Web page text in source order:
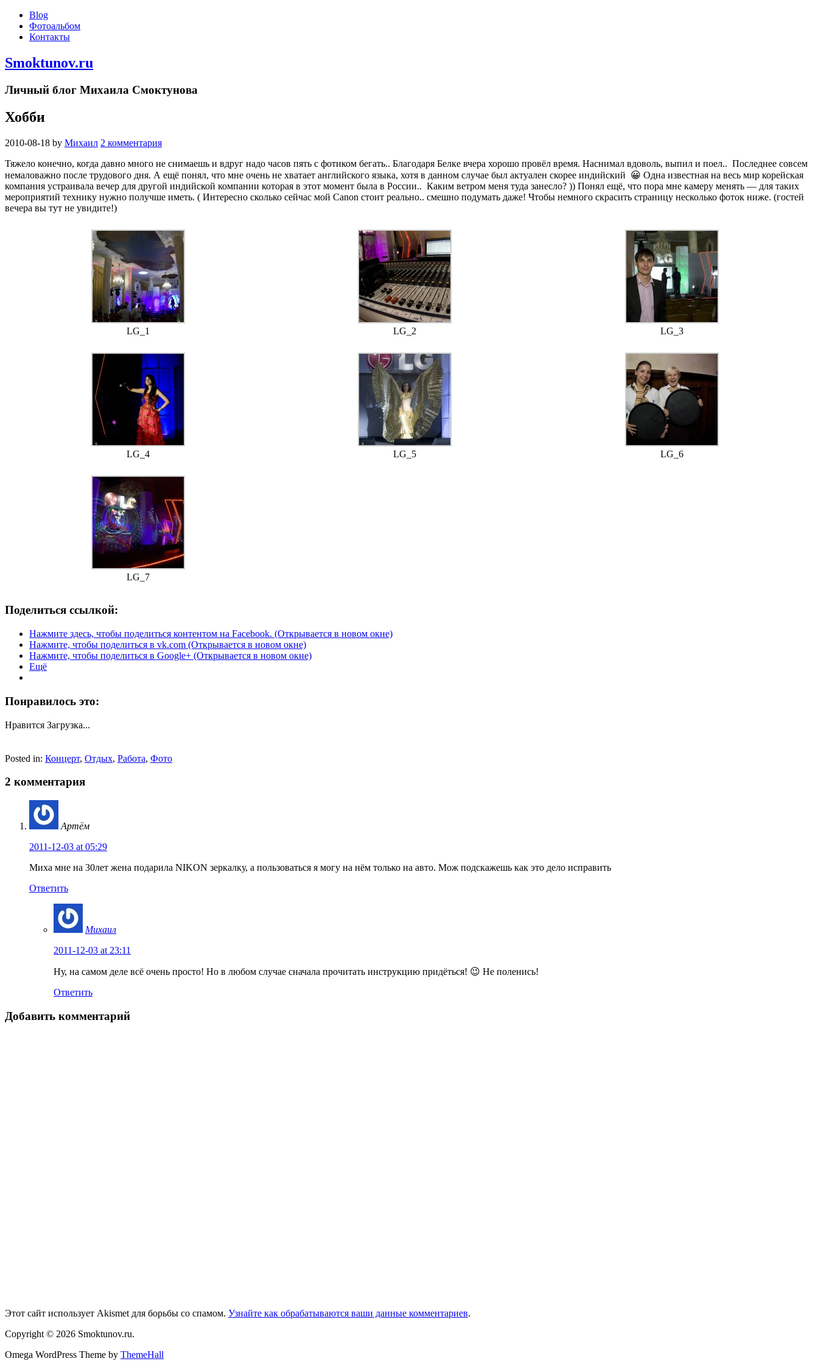
Blog
Фотоальбом
Контакты
Smoktunov.ru
Личный блог Михаила Смоктунова
Хобби
2010-08-18 by Михаил 2 комментария
Тяжело конечно, когда давно много не снимаешь и вдруг надо часов пять с фотиком бегать.. Благодаря Белке вчера хорошо провёл время. Наснимал вдоволь, выпил и поел.. Последнее совсем
немаловажно после трудового дня. А ещё понял, что мне очень не хватает английского языка, хотя в данном случае был актуален скорее индийский 😀 Одна известная на весь мир корейская
компания устраивала вечер для другой индийской компании которая в этот момент была в России.. Каким ветром меня туда занесло? )) Понял ещё, что пора мне камеру менять — для таких
мероприятий технику нужно получше иметь. ( Интересно сколько сейчас мой Canon стоит реально.. смешно подумать даже! Чтобы немного скрасить страницу несколько фоток ниже. (гостей
вечера вы тут не увидите!)
LG_1 LG_2 LG_3
LG_4 LG_5 LG_6
LG_7
Поделиться ссылкой:
Нажмите здесь, чтобы поделиться контентом на Facebook. (Открывается в новом окне)
Нажмите, чтобы поделиться в vk.com (Открывается в новом окне)
Нажмите, чтобы поделиться в Google+ (Открывается в новом окне)
Ещё
Понравилось это:
Нравится Загрузка...
Posted in: Концерт, Отдых, Работа, Фото
2 комментария
Артём
2011-12-03 at 05:29
Миха мне на 30лет жена подарила NIKON зеркалку, а пользоваться я могу на нём только на авто. Мож подскажешь как это дело исправить
Ответить
Михаил
2011-12-03 at 23:11
Ну, на самом деле всё очень просто! Но в любом случае сначала прочитать инструкцию придёться! 😉 Не поленись!
Ответить
Добавить комментарий
Этот сайт использует Akismet для борьбы со спамом. Узнайте как обрабатываются ваши данные комментариев.
Copyright © 2026 Smoktunov.ru.
Omega WordPress Theme by ThemeHall